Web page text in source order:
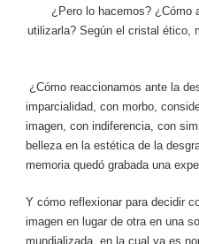
¿Pero lo hacemos? ¿Cómo
utilizarla? Según el cristal ético,
¿Cómo reaccionamos ante la
imparcialidad, con morbo,
imagen, con indiferencia, con
belleza en la estética de la
memoria quedó grabada una
Y cómo reflexionar para decidir
imagen en lugar de otra en una
mundializada, en la cual ya es